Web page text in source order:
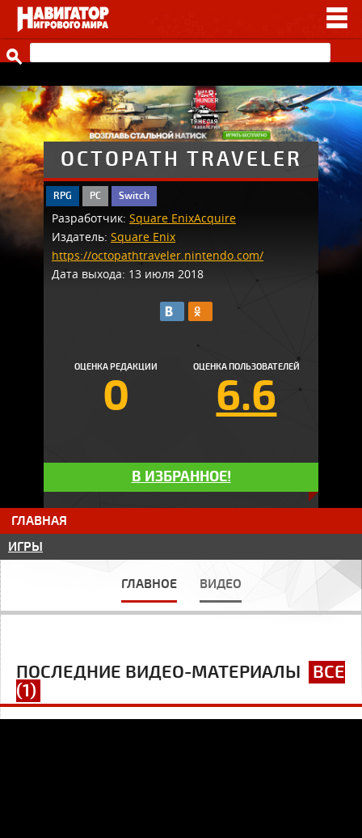
ВИДЕО
СТАТЬИ
ИГРЫ
ПРОЧЕЕ
ИГРЫ ОТ НАШИХ
OCTOPATH TRAVELER
RPG PC Switch
Разработчик: Square EnixAcquire
Издатель: Square Enix
https://octopathtraveler.nintendo.com/
Дата выхода: 13 июля 2018
ОЦЕНКА РЕДАКЦИИ
0
ОЦЕНКА ПОЛЬЗОВАТЕЛЕЙ
6.6
В ИЗБРАННОЕ!
ГЛАВНАЯ
ИГРЫ
ГЛАВНОЕ ВИДЕО
ПОСЛЕДНИЕ ВИДЕО-МАТЕРИАЛЫ
ВСЕ
(1)